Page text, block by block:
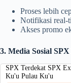
Proses lebih
Notifikasi real-
Akses promo
3. Media Sosial
SPX Terdekat SPX
Ku'u Pulau Ku'u